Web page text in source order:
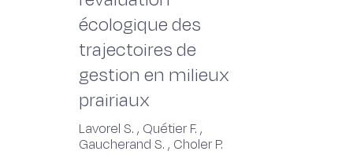
écologique des
trajectoires de
gestion en milieux
prairiaux
Lavorel S. , Quétier F. ,
Gaucherand S. , Choler P.